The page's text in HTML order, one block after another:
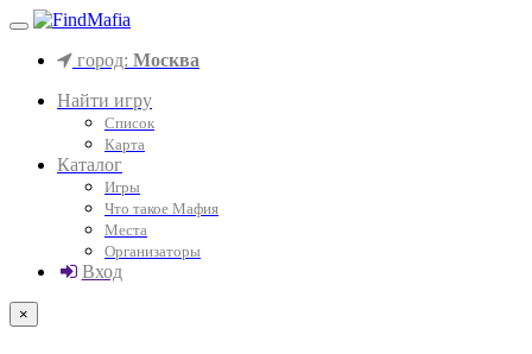
город: Москва
Найти игру
Список
Карта
Каталог
Игры
Что такое Мафия
Места
Организаторы
Вход
×